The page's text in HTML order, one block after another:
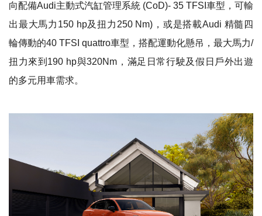
向配備Audi主動式汽缸管理系統 (CoD)- 35 TFSI車型，可輸
出最大馬力150 hp及扭力250 Nm)，或是搭載Audi 精髓四
輪傳動的40 TFSI quattro車型，搭配運動化懸吊，最大馬力/
扭力來到190 hp與320Nm，滿足日常行駛及假日戶外出遊
的多元用車需求。